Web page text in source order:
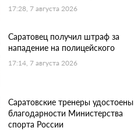
17:28, 7 августа 2026
Саратовец получил штраф за
нападение на полицейского
17:14, 7 августа 2026
Саратовские тренеры удостоены
благодарности Министерства
спорта России